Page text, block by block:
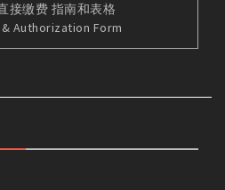
接缴费 指南和表格
Authorization Form